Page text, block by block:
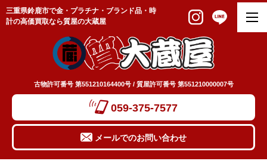
三重県鈴鹿市で金・プラチナ・ブランド品・時
計の高価買取なら質屋の大蔵屋
古物許可番号 第551210164400号 / 質屋許可番号 第551210000007号
059-375-7577
メールでのお問い合わせ